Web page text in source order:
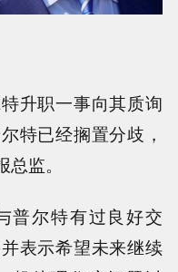
升职一事向其质询
特已经搁置分歧，
监。
普尔特有过良好交
表示希望未来继续